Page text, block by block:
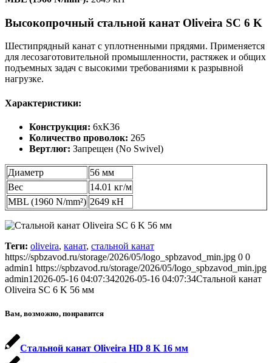
Высокопрочный стальной канат Oliveira SC 6 K
Шестипрядный канат с уплотненными прядями. Применяется
для лесозаготовительной промышленности, растяжек и общих
подъемных задач с высокими требованиями к разрывной
нагрузке.
Характеристики:
Конструкция: 6xK36
Количество проволок: 265
Вертлюг: Запрещен (No Swivel)
Диаметр
56 мм
Вес
14.01 кг/м
MBL (1960 N/mm²) 2649 кН
Теги: oliveira, канат, стальной канат
https://spbzavod.ru/storage/2026/05/logo_spbzavod_min.jpg 0 0
admin1 https://spbzavod.ru/storage/2026/05/logo_spbzavod_min.jpg
admin1 2026-05-16 04:07:342026-05-16 04:07:34Стальной канат
Oliveira SC 6 K 56 мм
Вам, возможно, понравится
Стальной канат Oliveira HD 8 K 16 мм